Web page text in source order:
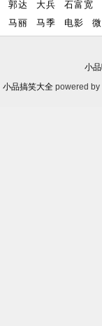
郭达 大兵
石富宽
马丽 马季 电影
小
小品搞笑大全 powered by